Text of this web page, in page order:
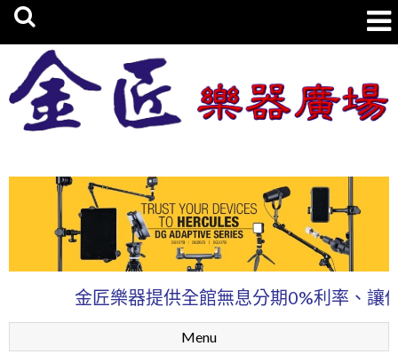
金匠樂器提供全館無息分期0%利率、讓你輕
Menu